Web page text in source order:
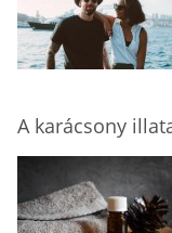
A karácsony